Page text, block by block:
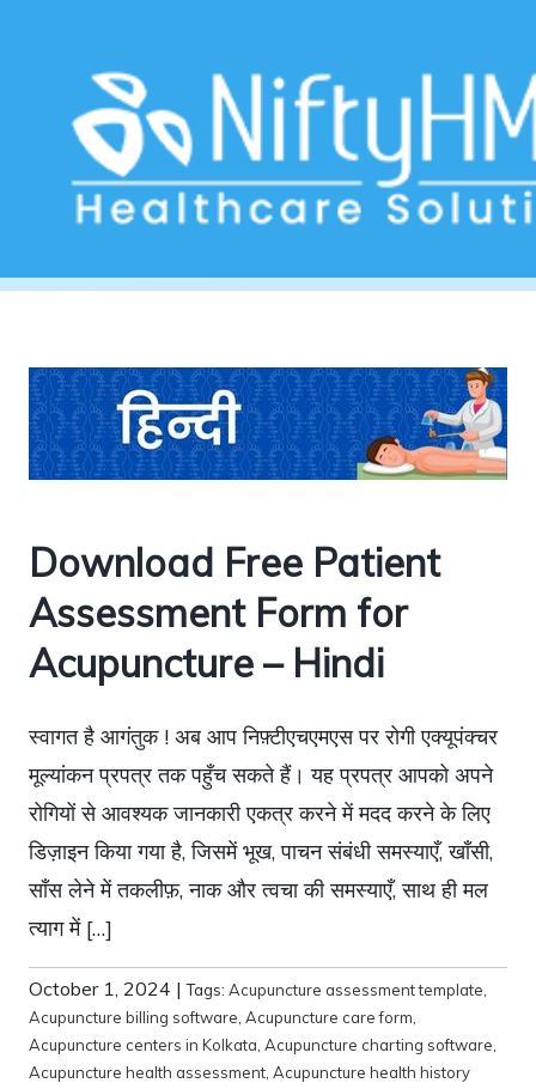
Acupuncture wellness Ahmedabad
Download Free Patient
Assessment Form for
Acupuncture – Hindi
स्वागत है आगंतुक ! अब आप निफ़्टीएचएमएस पर रोगी एक्यूपंक्चर
मूल्यांकन प्रपत्र तक पहुँच सकते हैं। यह प्रपत्र आपको अपने
रोगियों से आवश्यक जानकारी एकत्र करने में मदद करने के लिए
डिज़ाइन किया गया है, जिसमें भूख, पाचन संबंधी समस्याएँ, खाँसी,
साँस लेने में तकलीफ़, नाक और त्वचा की समस्याएँ, साथ ही मल
त्याग में […]
October 1, 2024 |Tags: Acupuncture assessment template
Acupuncture billing software Acupuncture care form
Acupuncture centers in Kolkata Acupuncture charting software
Acupuncture health assessment Acupuncture health history